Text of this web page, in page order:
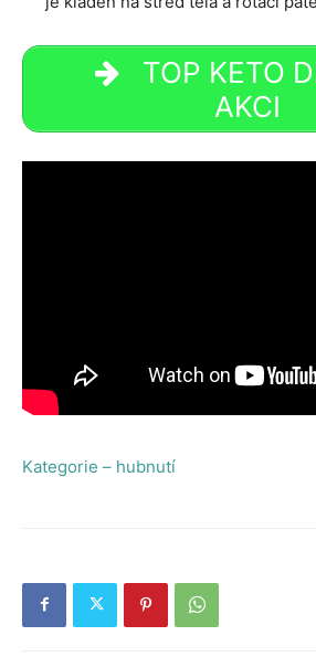
TOP KETO
AKCI
Kategorie – hubnutí